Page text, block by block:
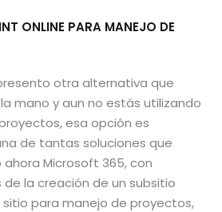
ONLINE PARA MANEJO DE
otra alternativa que
mano y aun no estás utilizando
esa opción es
de tantas soluciones que
Microsoft 365, con
la creación de un subsitio
para manejo de proyectos,